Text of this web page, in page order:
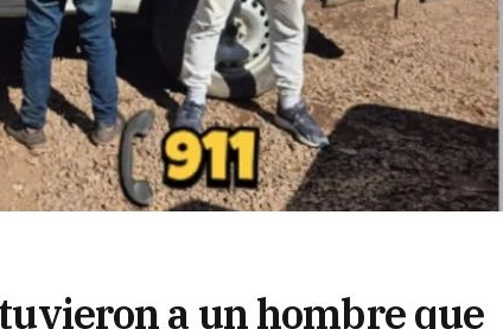
a un hombre que